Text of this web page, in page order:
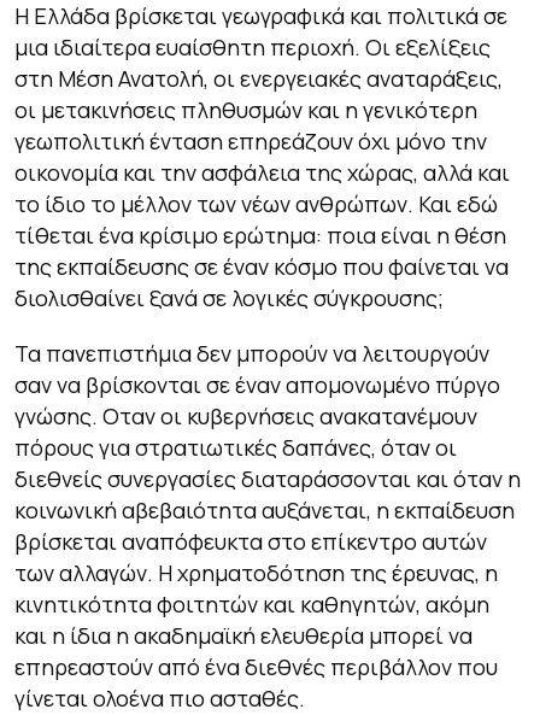
Η Ελλάδα βρίσκεται γεωγραφικά και πολιτικά σε
μια ιδιαίτερα ευαίσθητη περιοχή. Οι εξελίξεις
στη Μέση Ανατολή, οι ενεργειακές αναταράξεις,
οι μετακινήσεις πληθυσμών και η γενικότερη
γεωπολιτική ένταση επηρεάζουν όχι μόνο την
οικονομία και την ασφάλεια της χώρας, αλλά και
το ίδιο το μέλλον των νέων ανθρώπων. Και εδώ
τίθεται ένα κρίσιμο ερώτημα: ποια είναι η θέση
της εκπαίδευσης σε έναν κόσμο που φαίνεται να
διολισθαίνει ξανά σε λογικές σύγκρουσης;
Τα πανεπιστήμια δεν μπορούν να λειτουργούν
σαν να βρίσκονται σε έναν απομονωμένο πύργο
γνώσης. Οταν οι κυβερνήσεις ανακατανέμουν
πόρους για στρατιωτικές δαπάνες, όταν οι
διεθνείς συνεργασίες διαταράσσονται και όταν η
κοινωνική αβεβαιότητα αυξάνεται, η εκπαίδευση
βρίσκεται αναπόφευκτα στο επίκεντρο αυτών
των αλλαγών. Η χρηματοδότηση της έρευνας, η
κινητικότητα φοιτητών και καθηγητών, ακόμη
και η ίδια η ακαδημαϊκή ελευθερία μπορεί να
επηρεαστούν από ένα διεθνές περιβάλλον που
γίνεται ολοένα πιο ασταθές.